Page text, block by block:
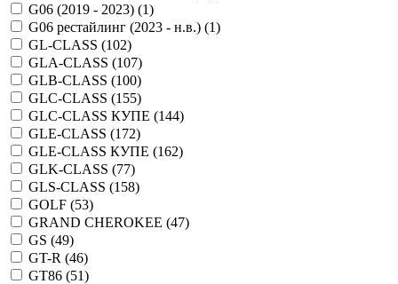
G06 (2019 - 2023) (1)
G06 рестайлинг (2023 - н.в.) (1)
GL-CLASS (102)
GLA-CLASS (107)
GLB-CLASS (100)
GLC-CLASS (155)
GLC-CLASS КУПЕ (144)
GLE-CLASS (172)
GLE-CLASS КУПЕ (162)
GLK-CLASS (77)
GLS-CLASS (158)
GOLF (53)
GRAND CHEROKEE (47)
GS (49)
GT-R (46)
GT86 (51)